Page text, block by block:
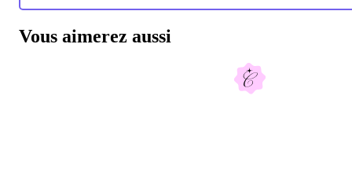
Vous aimerez aussi